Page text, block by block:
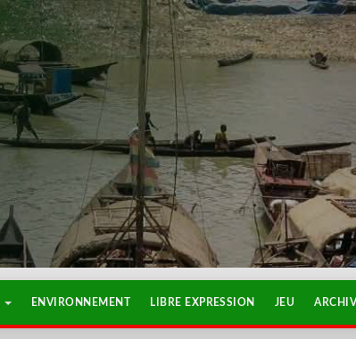
ENVIRONNEMENT LIBRE EXPRESSION JEU